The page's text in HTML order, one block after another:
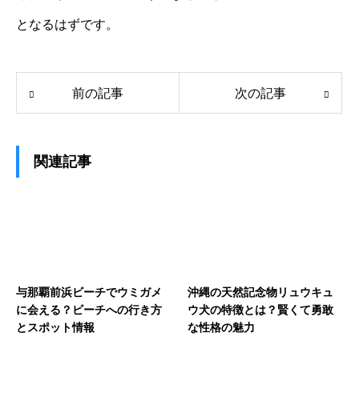
となるはずです。
前の記事 次の記事
関連記事
与那覇前浜ビーチでウミガメ
に会える？ビーチへの行き方
とスポット情報
沖縄の天然記念物リュウキュ
ウ犬の特徴とは？賢くて勇敢
な性格の魅力